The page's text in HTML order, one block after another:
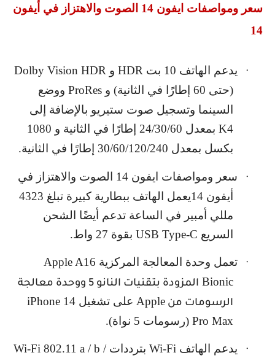
سعر ومواصفات ايفون 14 الصوت والاهتزاز في أيفون
14
· يدعم الهاتف 10 بت HDR و Dolby Vision HDR
(حتى 60 إطارًا في الثانية) و
ProRes ووضع
السينما وتسجيل صوت ستيريو بالإضافة إلى
4
K
بمعدل 24/30/60 إطارًا في الثانية و 1080
بكسل بمعدل 30/60/120/240 إطارًا في الثانية.
·
سعر ومواصفات ايفون 14 الصوت والاهتزاز في
أيفون 14يعمل الهاتف ببطارية كبيرة تبلغ 4323
مللي أمبير في الساعة تدعم أيضًا الشحن
السريع USB Type-C بقوة 27 واط.
· تعمل وحدة المعالجة المركزية Apple A16
Bionic
المزودة بتقنيات النانو 5 ووحدة معالجة
الرسومات من Apple على تشغيل iPhone 14
Pro Max (رسومات 5 نواة).
· يدعم الهاتف Wi-Fi بتردداتWi-Fi 802.11 a / b /